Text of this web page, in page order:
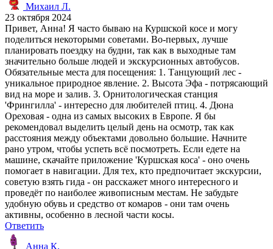
Михаил Л.
23 октября 2024
Привет, Анна! Я часто бываю на Куршской косе и могу
поделиться некоторыми советами. Во-первых, лучше
планировать поездку на будни, так как в выходные там
значительно больше людей и экскурсионных автобусов.
Обязательные места для посещения: 1. Танцующий лес -
уникальное природное явление. 2. Высота Эфа - потрясающий
вид на море и залив. 3. Орнитологическая станция
'Фрингилла' - интересно для любителей птиц. 4. Дюна
Ореховая - одна из самых высоких в Европе. Я бы
рекомендовал выделить целый день на осмотр, так как
расстояния между объектами довольно большие. Начните
рано утром, чтобы успеть всё посмотреть. Если едете на
машине, скачайте приложение 'Куршская коса' - оно очень
помогает в навигации. Для тех, кто предпочитает экскурсии,
советую взять гида - он расскажет много интересного и
проведёт по наиболее живописным местам. Не забудьте
удобную обувь и средство от комаров - они там очень
активны, особенно в лесной части косы.
Ответить
Анна К.